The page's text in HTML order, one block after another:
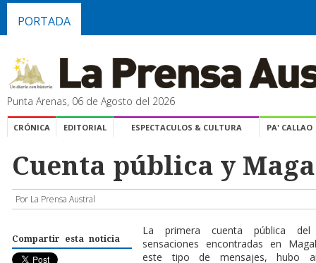
PORTADA
Punta Arenas, 06 de Agosto del 2026
CRÓNICA EDITORIAL ESPECTACULOS & CULTURA PA' CALLAO
Cuenta pública y
Por La Prensa Austral
Compartir esta noticia
La primera cuenta pública
sensaciones encontradas en
este tipo de mensajes, hubo